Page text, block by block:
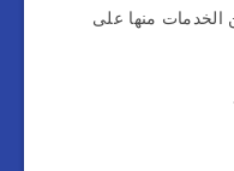
الخدمات منها على